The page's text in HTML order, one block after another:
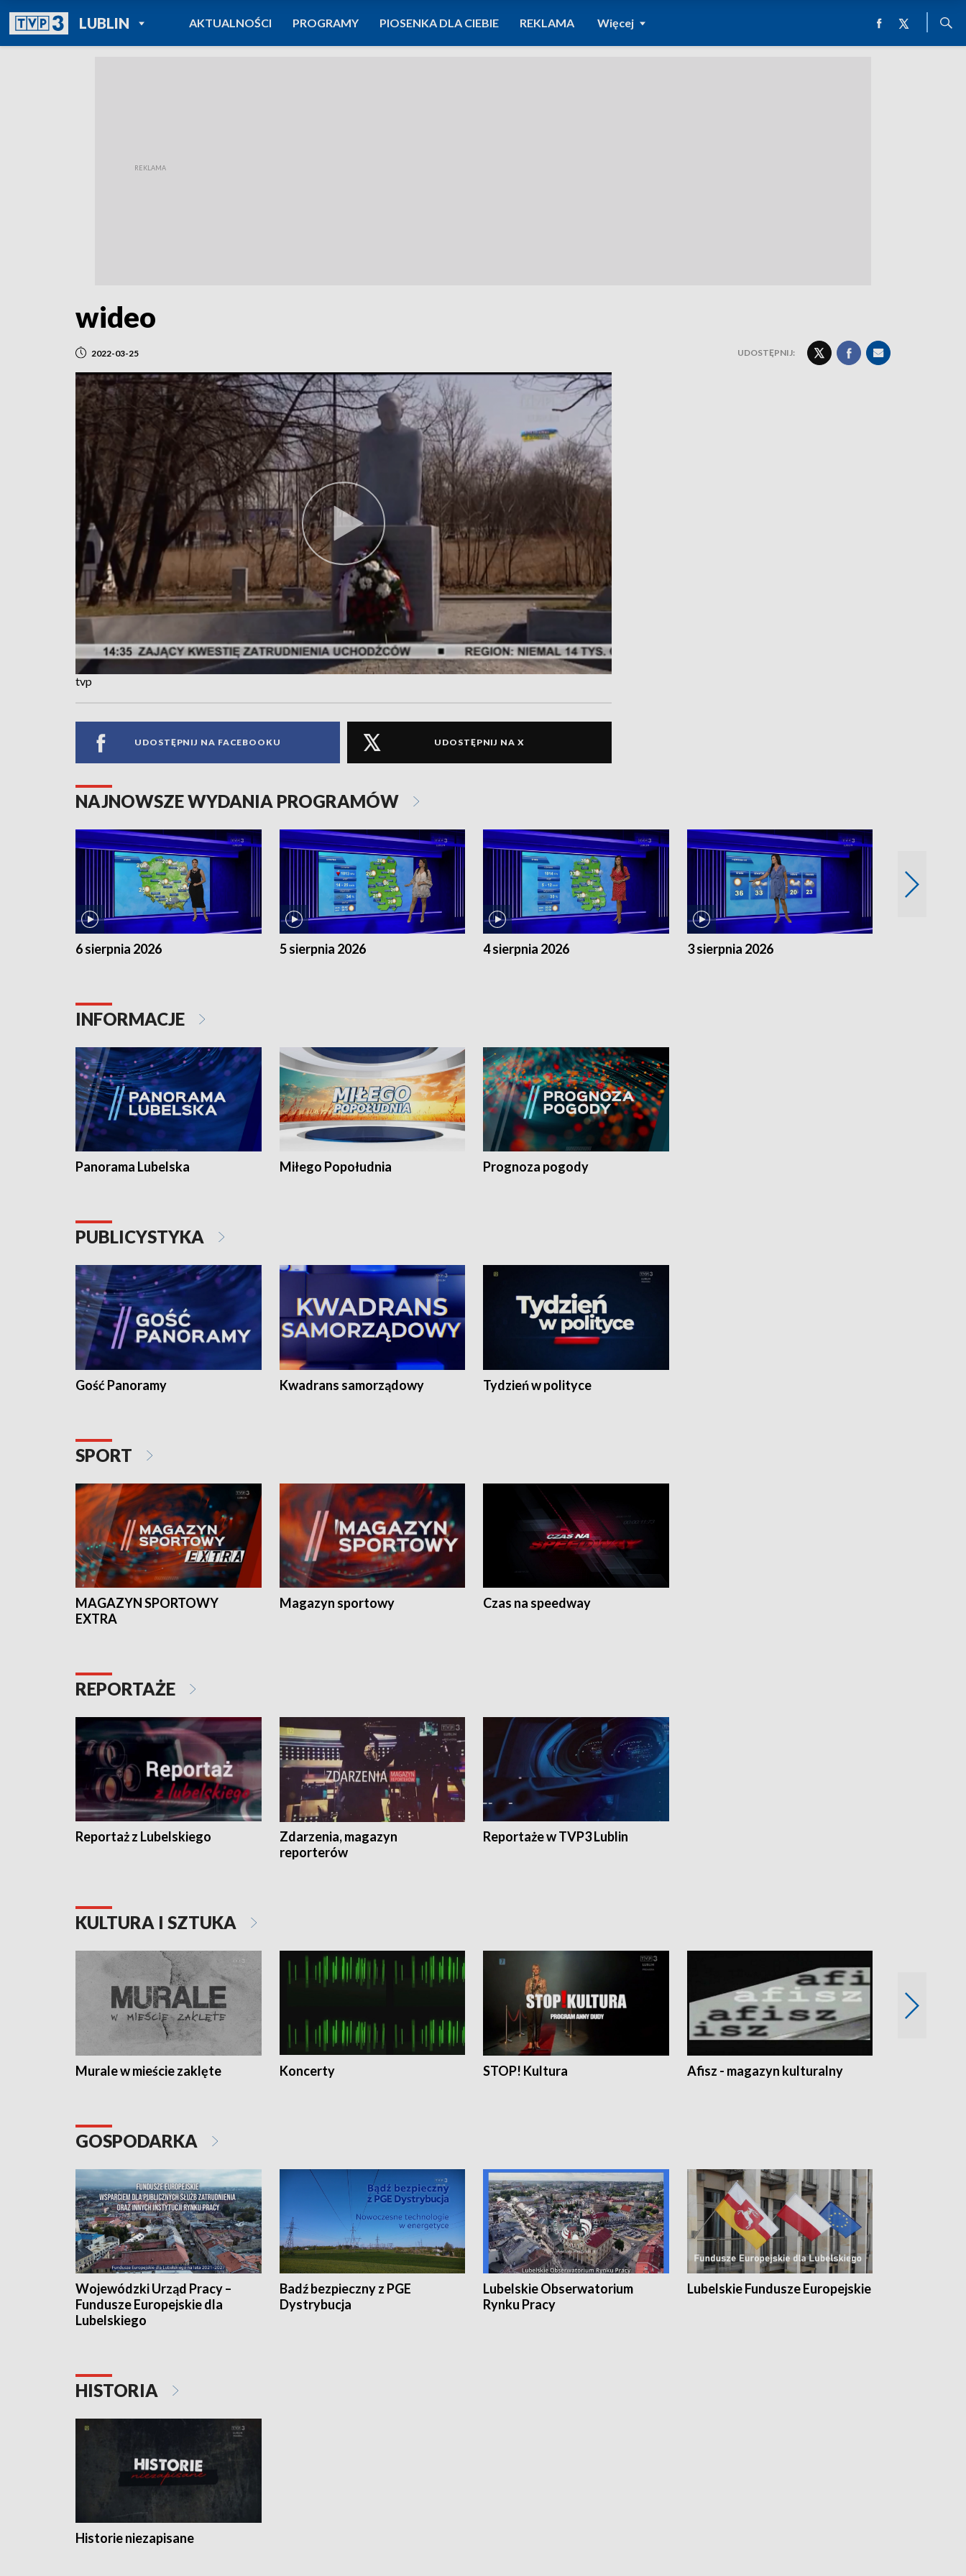
LUBLINPOWRÓT DO
TVP REGIONY
AKTUALNOŚCI PROGRAMY PIOSENKA DLA CIEBIE REKLAMA Więcej
wideo
2022-03-25 UDOSTĘPNIJ:
tvp
UDOSTĘPNIJ NA FACEBOOKU UDOSTĘPNIJ NA X
NAJNOWSZE WYDANIA PROGRAMÓW
6 sierpnia 2026 5 sierpnia 2026 4 sierpnia 2026 3 sierpnia 2026
INFORMACJE
Panorama Lubelska Miłego Popołudnia Prognoza pogody
PUBLICYSTYKA
Gość Panoramy Kwadrans samorządowy Tydzień w polityce
SPORT
MAGAZYN SPORTOWY
EXTRA
Magazyn sportowy Czas na speedway
REPORTAŻE
Reportaż z Lubelskiego
Zdarzenia, magazyn
reporterów
Reportaże w TVP3 Lublin
KULTURA I SZTUKA
Murale w mieście zaklęte Koncerty STOP! Kultura Afisz - magazyn kulturalny
GOSPODARKA
Wojewódzki Urząd Pracy –
Fundusze Europejskie dla
Lubelskiego
Badź bezpieczny z PGE
Dystrybucja
Lubelskie Obserwatorium
Rynku Pracy
Lubelskie Fundusze Europejskie
HISTORIA
Historie niezapisane